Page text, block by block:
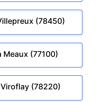
(78450)
(77100)
(78220)